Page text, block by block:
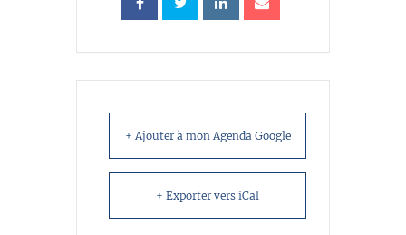
+ Ajouter à mon Agenda Google
+ Exporter vers iCal